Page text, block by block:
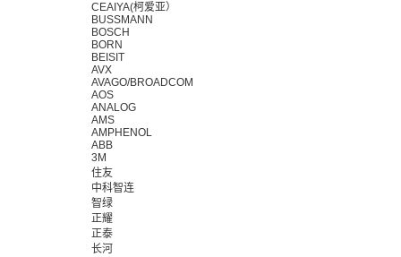
CEAIYA(柯爱亚）
BUSSMANN
BOSCH
BORN
BEISIT
AVX
AVAGO/BROADCOM
AOS
ANALOG
AMS
AMPHENOL
ABB
3M
住友
中科智连
智绿
正耀
正泰
长河